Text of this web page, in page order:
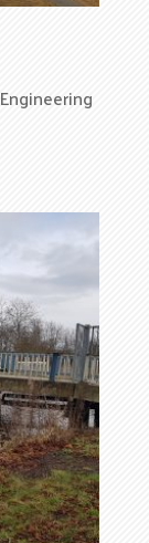
Engineering